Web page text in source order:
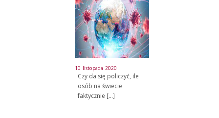
10 listopada 2020
Czy da się policzyć, ile
osób na świecie
faktycznie […]